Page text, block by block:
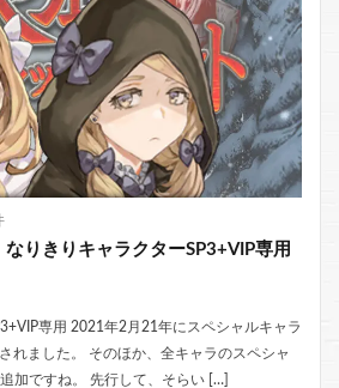
りきりキャラクターSP3+VIP専用
専用 2021年2月21年にスペシャルキャラ
れました。 そのほか、全キャラのスペシャ
加ですね。 先行して、そらい […]